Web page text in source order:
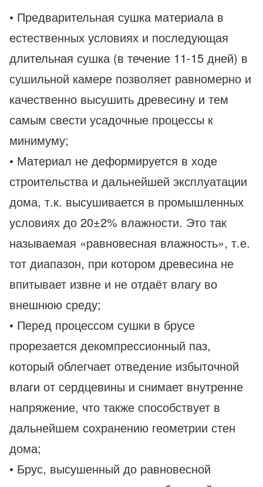
• Предварительная сушка материала в
естественных условиях и последующая
длительная сушка (в течение 11-15 дней) в
сушильной камере позволяет равномерно и
качественно высушить древесину и тем
самым свести усадочные процессы к
минимуму;
• Материал не деформируется в ходе
строительства и дальнейшей эксплуатации
дома, т.к. высушивается в промышленных
условиях до 20±2% влажности. Это так
называемая «равновесная влажность», т.е.
тот диапазон, при котором древесина не
впитывает извне и не отдаёт влагу во
внешнюю среду;
• Перед процессом сушки в брусе
прорезается декомпрессионный паз,
который облегчает отведение избыточной
влаги от сердцевины и снимает внутренне
напряжение, что также способствует в
дальнейшем сохранению геометрии стен
дома;
• Брус, высушенный до равновесной